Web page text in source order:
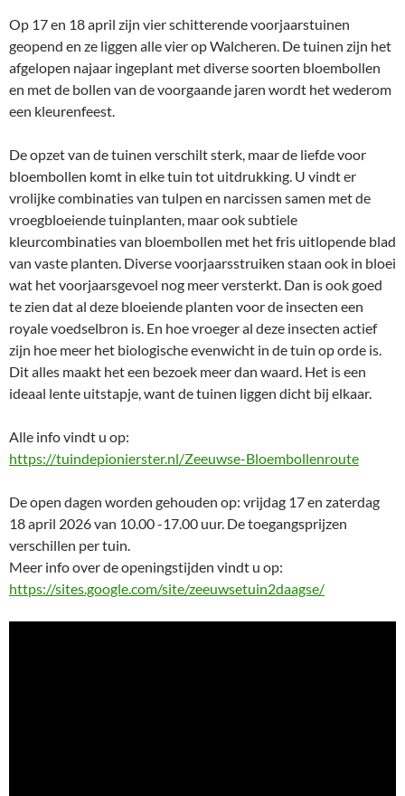
Op 17 en 18 april zijn vier schitterende voorjaarstuinen
geopend en ze liggen alle vier op Walcheren. De tuinen zijn het
afgelopen najaar ingeplant met diverse soorten bloembollen
en met de bollen van de voorgaande jaren wordt het wederom
een kleurenfeest.
De opzet van de tuinen verschilt sterk, maar de liefde voor
bloembollen komt in elke tuin tot uitdrukking. U vindt er
vrolijke combinaties van tulpen en narcissen samen met de
vroegbloeiende tuinplanten, maar ook subtiele
kleurcombinaties van bloembollen met het fris uitlopende blad
van vaste planten. Diverse voorjaarsstruiken staan ook in bloei
wat het voorjaarsgevoel nog meer versterkt. Dan is ook goed
te zien dat al deze bloeiende planten voor de insecten een
royale voedselbron is. En hoe vroeger al deze insecten actief
zijn hoe meer het biologische evenwicht in de tuin op orde is.
Dit alles maakt het een bezoek meer dan waard. Het is een
ideaal lente uitstapje, want de tuinen liggen dicht bij elkaar.
Alle info vindt u op:
https://tuindepionierster.nl/Zeeuwse-Bloembollenroute
De open dagen worden gehouden op: vrijdag 17 en zaterdag
18 april 2026 van 10.00 -17.00 uur. De toegangsprijzen
verschillen per tuin.
Meer info over de openingstijden vindt u op:
https://sites.google.com/site/zeeuwsetuin2daagse/